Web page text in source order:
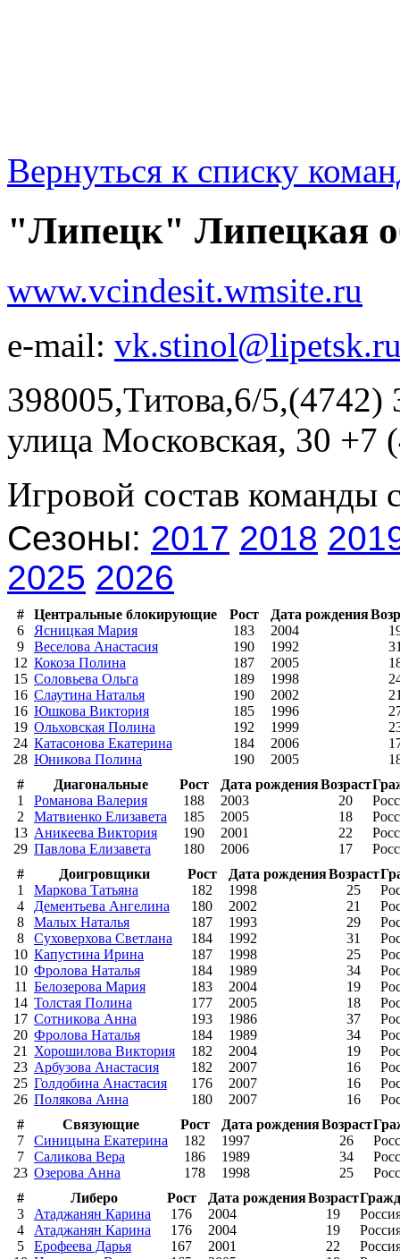
Вернуться к списку
"Липецк" Липецкая
www.vcindesit.wmsite.ru
e-mail:
398005,Титова,6/
улица Московская, 30 +7
Игровой состав команды
Сезоны: 2017 2018
2025 2026
# Центральные блокирующие Рост Дата рождения
6
Ясницкая Мария 183 2004
9
Веселова Анастасия 190 1992
12 Кокоза Полина 187 2005
15 Соловьева Ольга 189 1998
16 Слаутина Наталья 190 2002
16 Юшкова Виктория 185 1996
19 Ольховская Полина 192 1999
24 Катасонова Екатерина 184 2006
28 Юникова Полина 190 2005
#
Диагональные Рост Дата рожденияВозраст
1
Романова Валерия 188 2003 20
2
Матвиенко Елизавета 185 2005 18
13 Аникеева Виктория 190 2001 22
29 Павлова Елизавета 180 2006 17
#
Доигровщики Рост Дата рожденияВозраст
1
Маркова Татьяна 182 1998 25
4
Дементьева Ангелина 180 2002 21
8
Малых Наталья 187 1993 29
8
Суховерхова Светлана 184 1992 31
10 Капустина Ирина 187 1998 25
10 Фролова Наталья 184 1989 34
11 Белозерова Мария 183 2004 19
14 Толстая Полина 177 2005 18
17 Сотникова Анна 193 1986 37
20 Фролова Наталья 184 1989 34
21
Хорошилова Виктория 182 2004 19
23 Арбузова Анастасия 182 2007 16
25 Голдобина Анастасия 176 2007 16
26 Полякова Анна 180 2007 16
#
Связующие Рост Дата рожденияВозраст
7
Синицына Екатерина 182 1997 26
7
Саликова Вера 186 1989 34
23 Озерова Анна 178 1998 25
#
Либеро Рост Дата рожденияВозраст
3
Атаджанян Карина 176 2004 19
4
Атаджанян Карина 176 2004 19
5
Ерофеева Дарья 167 2001 22